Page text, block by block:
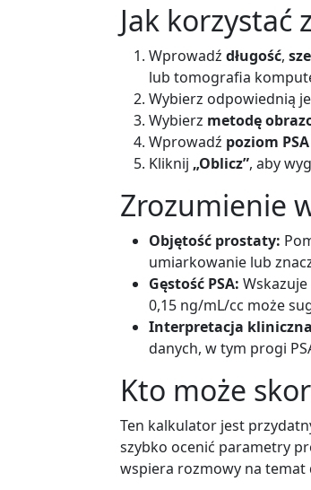
Jak korzystać
Wprowadź długość,
lub tomografia
Wybierz odpowiednią
Wybierz metodę
Wprowadź poziom PSA
Kliknij „Oblicz”, aby
Zrozumienie
Objętość prostaty:
umiarkowanie lub
Gęstość PSA:
0,15 ng/mL/cc może
Interpretacja
danych, w tym progi
Kto może
Ten kalkulator jest
szybko ocenić parametry
wspiera rozmowy na temat